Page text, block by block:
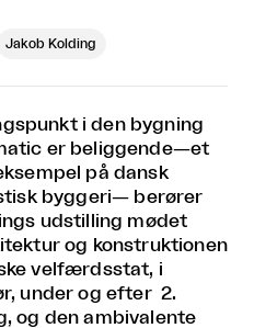
Jakob Kolding
i den bygning
er beliggende—et
på dansk
byggeri— berører
udstilling mødet
og konstruktionen
velfærdsstat, i
under og efter 2.
og den ambivalente